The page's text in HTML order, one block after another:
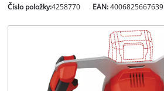
Číslo položky:4258770 EAN:4006825667639